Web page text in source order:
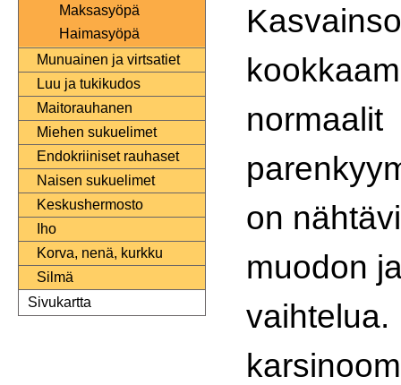
Maksasyöpä
Haimasyöpä
Munuainen ja virtsatiet
Luu ja tukikudos
Maitorauhanen
Miehen sukuelimet
Endokriiniset rauhaset
Naisen sukuelimet
Keskushermosto
Iho
Korva, nenä, kurkku
Silmä
Sivukartta
normaalit
on
muodon
vaihtelua.